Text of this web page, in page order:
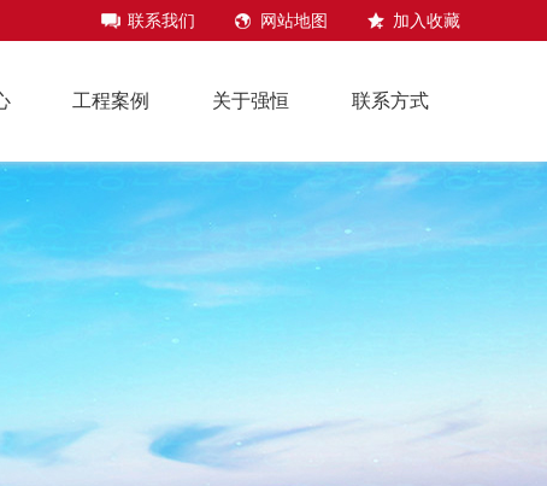
联系我们 网站地图 加入收藏
工程案例 关于强恒 联系方式